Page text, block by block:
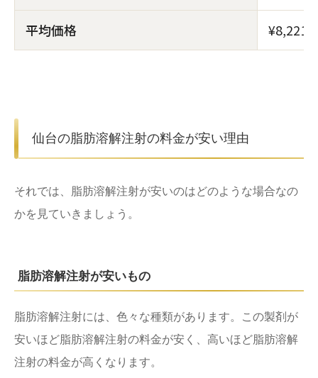
平均価格 ¥8,221
仙台の脂肪溶解注射の料金が安い理由
それでは、脂肪溶解注射が安いのはどのような場合なの
かを見ていきましょう。
脂肪溶解注射が安いもの
脂肪溶解注射には、色々な種類があります。この製剤が
安いほど脂肪溶解注射の料金が安く、高いほど脂肪溶解
注射の料金が高くなります。